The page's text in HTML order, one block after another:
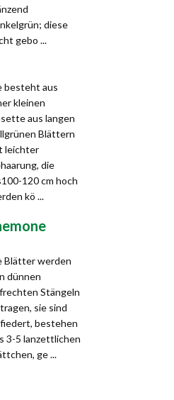
diese
gebo ...
besteht aus
kleinen
aus langen
Blättern
leichter
die
120 cm hoch
kö ...
Blätter werden
dünnen
Stängeln
sie sind
bestehen
3-5 lanzettlichen
ge ...